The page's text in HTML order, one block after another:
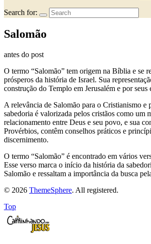
Search for:
Salomão
antes do post
O termo “Salomão” tem origem na Bíblia e se
prósperos da história de Israel. Sua
construção do Templo em Jerusalém e por
A relevância de Salomão para o Cristianismo e
sabedoria é valorizada pelos cristãos como um
relacionamento entre Deus e seu povo, e sua
Provérbios, contêm conselhos práticos e
discernimento.
O termo “Salomão” é encontrado em vários
Esse verso marca o início da história da
Salomão e ressaltam a importância da busca
© 2026 ThemeSphere. All registered.
Top